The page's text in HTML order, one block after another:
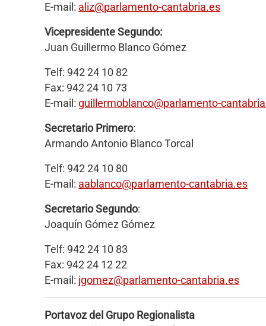
E-mail: aliz@parlamento-cantabria.es
Vicepresidente Segundo:
Juan Guillermo Blanco Gómez
Telf: 942 24 10 82
Fax: 942 24 10 73
E-mail: guillermoblanco@parlamento-
Secretario Primero:
Armando Antonio Blanco Torcal
Telf: 942 24 10 80
E-mail: aablanco@parlamento-cantabria.es
Secretario Segundo:
Joaquín Gómez Gómez
Telf: 942 24 10 83
Fax: 942 24 12 22
E-mail: jgomez@parlamento-cantabria.es
Portavoz del Grupo Regionalista